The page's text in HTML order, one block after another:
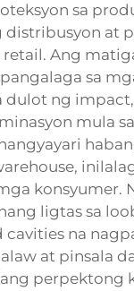
sa
distribusyon at
Ang
sa
dulot ng
mula
konsyumer.
ligtas sa
na
at pinsala
perpektong